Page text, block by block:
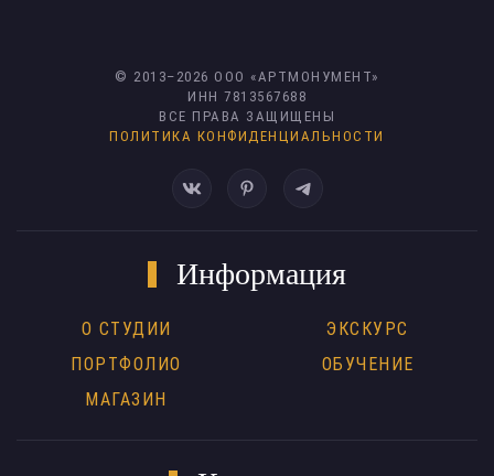
© 2013– 2026 ООО «АРТМОНУМЕНТ»
ИНН 7813567688
ВСЕ ПРАВА ЗАЩИЩЕНЫ
ПОЛИТИКА КОНФИДЕНЦИАЛЬНОСТИ
Информация
О СТУДИИ
ПОРТФОЛИО
МАГАЗИН
ЭКСКУРС
ОБУЧЕНИЕ